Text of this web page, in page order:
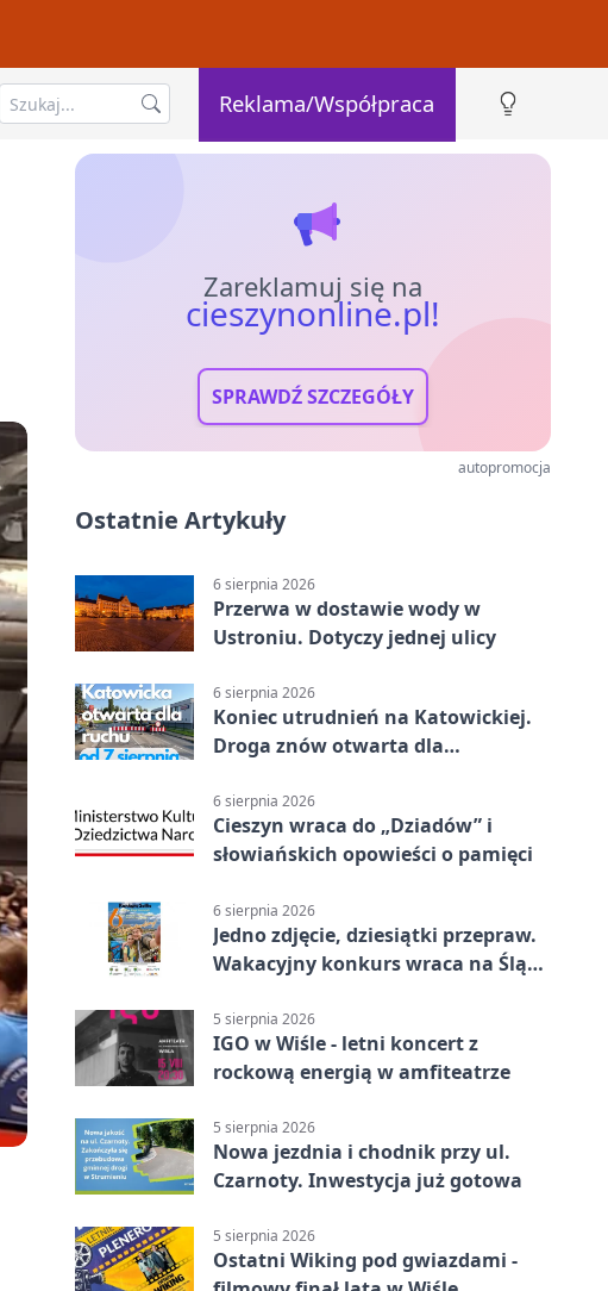
Reklama/Współpraca
Zareklamuj się na
cieszynonline.pl!
SPRAWDŹ SZCZEGÓŁY
autopromocja
Ostatnie Artykuły
6 sierpnia 2026
Przerwa w dostawie wody w
Ustroniu. Dotyczy jednej ulicy
6 sierpnia 2026
Koniec utrudnień na Katowickiej.
Droga znów otwarta dla
6 sierpnia 2026
Cieszyn wraca do „Dziadów” i
słowiańskich opowieści o pamięci
6 sierpnia 2026
Jedno zdjęcie, dziesiątki przepraw.
Wakacyjny konkurs wraca na Śląsk
5 sierpnia 2026
IGO w Wiśle - letni koncert z
rockową energią w amfiteatrze
5 sierpnia 2026
Nowa jezdnia i chodnik przy ul.
Czarnoty. Inwestycja już gotowa
5 sierpnia 2026
Ostatni Wiking pod gwiazdami -